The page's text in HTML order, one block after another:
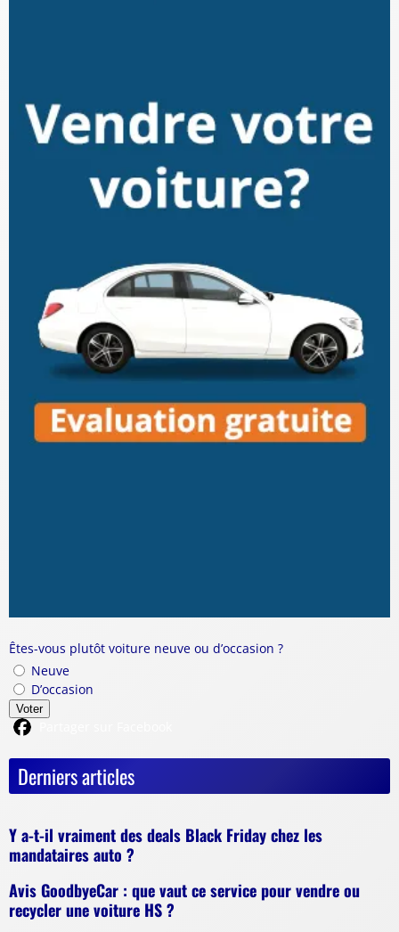
Êtes-vous plutôt voiture neuve ou d’occasion ?
Neuve
D’occasion
Voter
Derniers articles
Y a-t-il vraiment des deals Black Friday chez les
mandataires auto ?
Avis GoodbyeCar : que vaut ce service pour vendre ou
recycler une voiture HS ?